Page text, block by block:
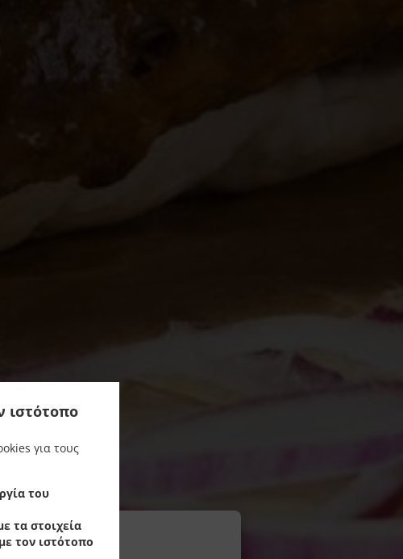
ιστότοπο
για τους
του
τα στοιχεία
τον ιστότοπο